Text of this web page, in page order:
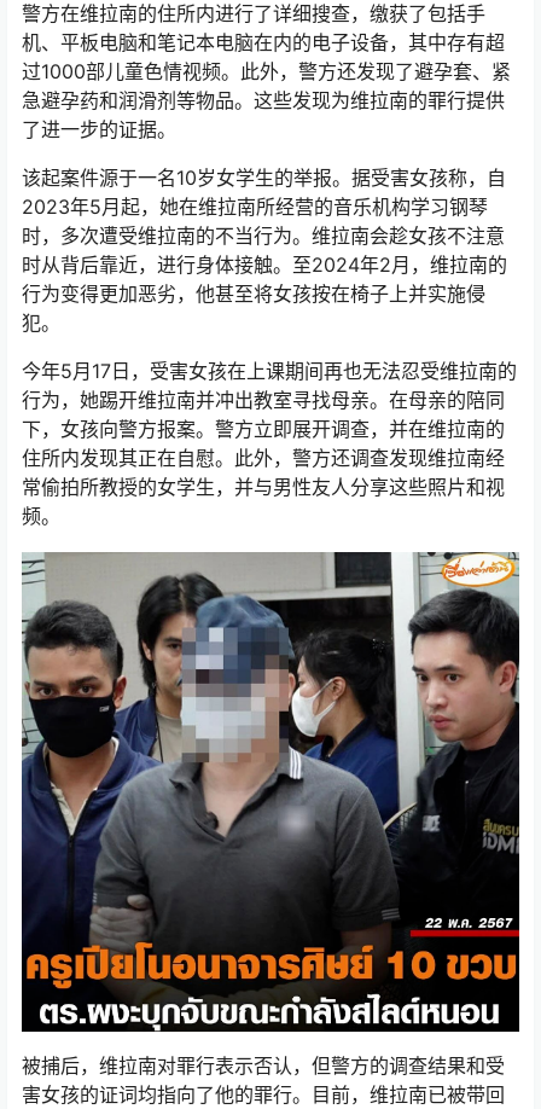
警方在维拉南的住所内进行了详细搜查，缴获了包括手
机、平板电脑和笔记本电脑在内的电子设备，其中存有超
过1000部儿童色情视频。此外，警方还发现了避孕套、紧
急避孕药和润滑剂等物品。这些发现为维拉南的罪行提供
了进一步的证据。
该起案件源于一名10岁女学生的举报。据受害女孩称，自
2023年5月起，她在维拉南所经营的音乐机构学习钢琴
时，多次遭受维拉南的不当行为。维拉南会趁女孩不注意
时从背后靠近，进行身体接触。至2024年2月，维拉南的
行为变得更加恶劣，他甚至将女孩按在椅子上并实施侵
犯。
今年5月17日，受害女孩在上课期间再也无法忍受维拉南的
行为，她踢开维拉南并冲出教室寻找母亲。在母亲的陪同
下，女孩向警方报案。警方立即展开调查，并在维拉南的
住所内发现其正在自慰。此外，警方还调查发现维拉南经
常偷拍所教授的女学生，并与男性友人分享这些照片和视
频。
被捕后，维拉南对罪行表示否认，但警方的调查结果和受
害女孩的证词均指向了他的罪行。目前，维拉南已被带回